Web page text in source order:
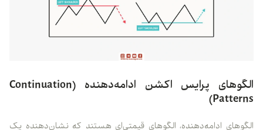
الگوهای پرایس اکشن ادامه‌دهنده (Continuation
Patterns)
الگوهای ادامه‌دهنده، الگوهای قیمتی‌ای هستند که نشان‌دهنده یک